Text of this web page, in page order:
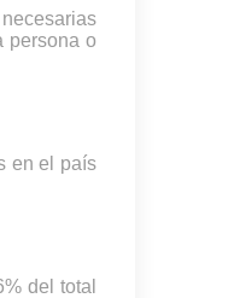
persona o
en el país
del total